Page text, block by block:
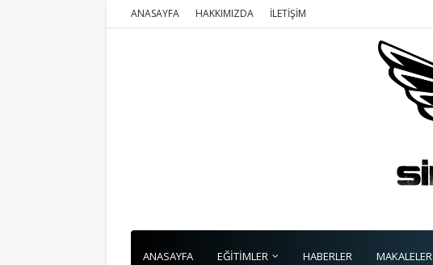
ANASAYFA HAKKIMIZDA İLETİŞİM
ANASAYFA EĞİTİMLER HABERLER MAKALELER